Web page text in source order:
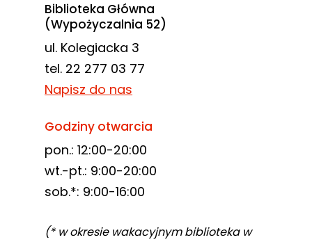
Biblioteka Główna
(Wypożyczalnia 52)
ul. Kolegiacka 3
tel. 22 277 03 77
Napisz do nas
Godziny otwarcia
pon.: 12:00-20:00
wt.-pt.: 9:00-20:00
sob.*: 9:00-16:00
(* w okresie wakacyjnym biblioteka w